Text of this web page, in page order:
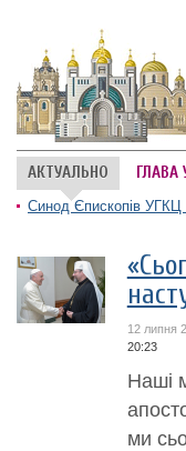
АКТУАЛЬНО ГЛАВА
Синод Єпископів УГКЦ
12 липня
20:23
Наші
ми